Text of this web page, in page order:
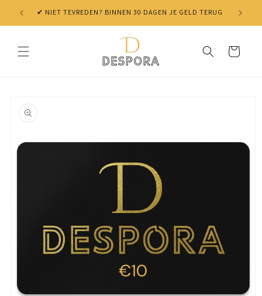
Skip to
content
✔ NIET TEVREDEN? BINNEN 30 DAGEN JE GELD TERUG
Cart
product
information